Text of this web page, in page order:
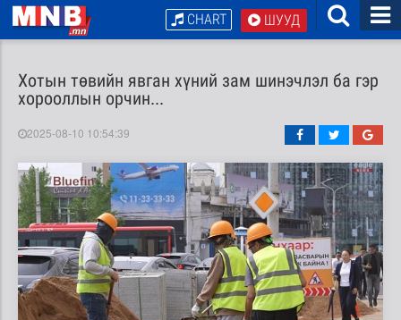
ШУУД
CHART
Хотын төвийн явган хүний зам шинэчлэл ба гэр
хорооллын орчин...
2025-08-10 10:54:39